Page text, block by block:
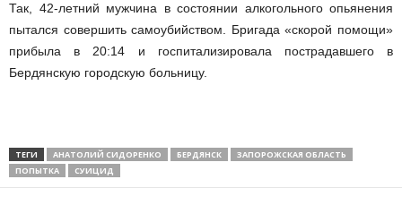
Так, 42-летний мужчина в состоянии алкогольного опьянения
пытался совершить самоубийством. Бригада «скорой помощи»
прибыла в 20:14 и госпитализировала пострадавшего в
Бердянскую городскую больницу.
ТЕГИ АНАТОЛИЙ СИДОРЕНКО БЕРДЯНСК
ЗАПОРОЖСКАЯ ОБЛАСТЬ
ПОПЫТКА
СУИЦИД